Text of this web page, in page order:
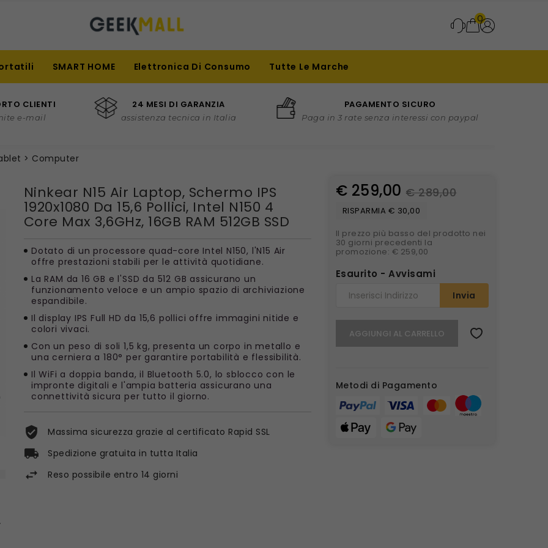
0
SMART HOME Elettronica Di Consumo Tutte Le Marche
CLIENTI
e-mail
24 MESI DI GARANZIA
assistenza tecnica in Italia
PAGAMENTO SICURO
Paga in 3 rate senza interessi con paypal
Computer
Ninkear N15 Air Laptop, Schermo IPS
1920x1080 Da 15,6 Pollici, Intel N150 4
Core Max 3,6GHz, 16GB RAM 512GB SSD
Dotato di un processore quad-core Intel N150, l'N15 Air
offre prestazioni stabili per le attività quotidiane.
La RAM da 16 GB e l'SSD da 512 GB assicurano un
funzionamento veloce e un ampio spazio di archiviazione
espandibile.
Il display IPS Full HD da 15,6 pollici offre immagini nitide e
colori vivaci.
Con un peso di soli 1,5 kg, presenta un corpo in metallo e
una cerniera a 180° per garantire portabilità e flessibilità.
Il WiFi a doppia banda, il Bluetooth 5.0, lo sblocco con le
impronte digitali e l'ampia batteria assicurano una
connettività sicura per tutto il giorno.
Massima sicurezza grazie al certificato Rapid SSL
Spedizione gratuita in tutta Italia
Reso possibile entro 14 giorni
€ 259,00 € 289,00
RISPARMIA € 30,00
Il prezzo più basso del prodotto nei
30 giorni precedenti la
promozione: € 259,00
Esaurito - Avvisami
Invia
AGGIUNGI AL CARRELLO
Metodi di Pagamento